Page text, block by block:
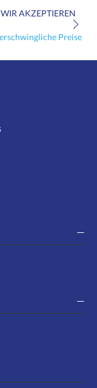
AKZEPTIEREN
Preise